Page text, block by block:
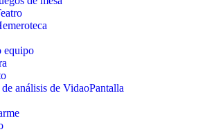
equipo
análisis de VidaoPantalla